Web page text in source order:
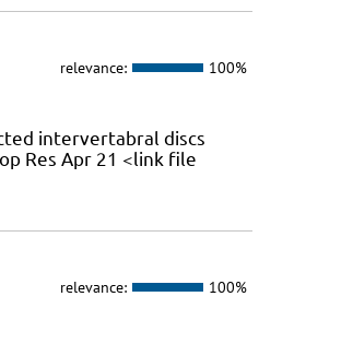
relevance: 100%
intervertabral discs
Res Apr 21 <link file
relevance: 100%